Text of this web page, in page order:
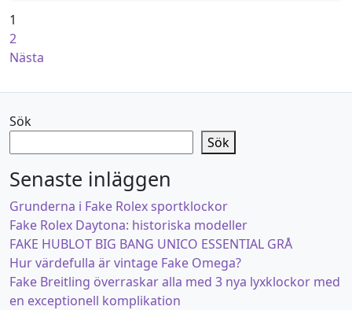
Sidnumrering för inlägg
1
2
Nästa
Sök
Sök
Senaste inläggen
Grunderna i Fake Rolex sportklockor
Fake Rolex Daytona: historiska modeller
FAKE HUBLOT BIG BANG UNICO ESSENTIAL GRÅ
Hur värdefulla är vintage Fake Omega?
Fake Breitling överraskar alla med 3 nya lyxklockor med
en exceptionell komplikation